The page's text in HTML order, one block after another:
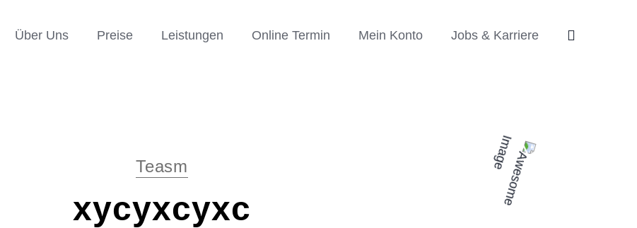
Über Uns Preise Leistungen Online Termin Mein Konto Jobs & Karriere
Teasm
xycyxcyxc